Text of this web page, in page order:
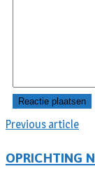
Previous article
OPRICHTING